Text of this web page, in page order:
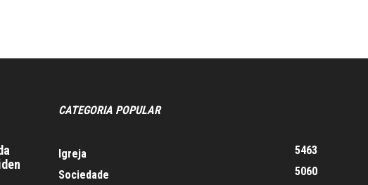
CATEGORIA POPULAR
Igreja
5463
Sociedade
5060